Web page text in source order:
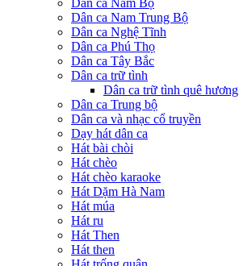
Dân ca Nam Bộ
Dân ca Nam Trung Bộ
Dân ca Nghệ Tĩnh
Dân ca Phú Thọ
Dân ca Tây Bắc
Dân ca trữ tình
Dân ca trữ tình quê hương
Dân ca Trung bộ
Dân ca và nhạc cổ truyền
Dạy hát dân ca
Hát bài chòi
Hát chèo
Hát chèo karaoke
Hát Dặm Hà Nam
Hát múa
Hát ru
Hát Then
Hát then